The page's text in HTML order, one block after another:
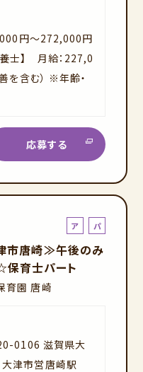
円～272,000円
養士】 月給：227,0
を含む） ※年齢・
応募する
ア
バ
イ
パ
ト
市唐崎≫午後のみ
育士パート
育園 唐崎
0106 滋賀県大
津市営唐崎駅